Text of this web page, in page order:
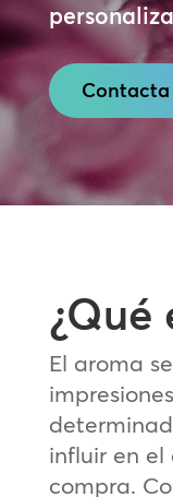
¿Qué
El aroma
influir en
compra.